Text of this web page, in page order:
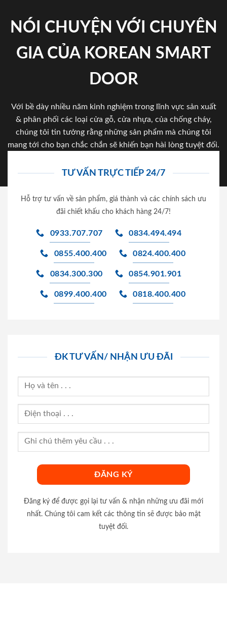
NÓI CHUYỆN VỚI CHUYÊN
GIA CỦA KOREAN SMART
DOOR
Với bề dày nhiều năm kinh nghiệm trong lĩnh vực sản xuất
& phân phối các loại cửa gỗ, cửa nhựa, của chống cháy,
chúng tôi tin tưởng rằng những sản phẩm mà chúng tôi
mang tới cho bạn chắc chắn sẽ khiến bạn hài lòng tuyệt đối.
TƯ VẤN TRỰC TIẾP 24/7
Hỗ trợ tư vấn về sản phẩm, giá thành và các chính sách ưu
đãi chiết khấu cho khách hàng 24/7!
0933.707.707 0834.494.494
0855.400.400 0824.400.400
0834.300.300 0854.901.901
0899.400.400 0818.400.400
ĐK TƯ VẤN/ NHẬN ƯU ĐÃI
Đăng ký để được gọi lại tư vấn & nhận những ưu đãi mới
nhất. Chúng tôi cam kết các thông tin sẽ được bảo mật
tuyệt đối.